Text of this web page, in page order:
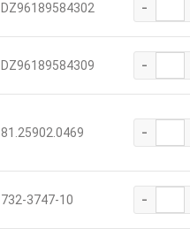
DZ96189584302 -
DZ96189584309 -
81.25902.0469 -
732-3747-10 -